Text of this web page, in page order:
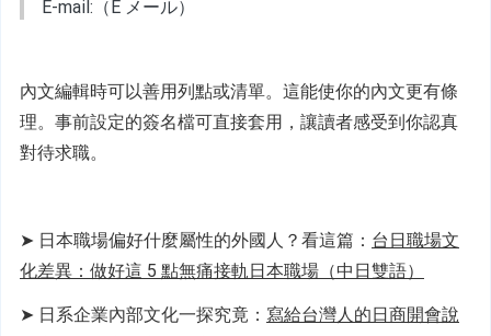
E-mail:（E メール）
內文編輯時可以善用列點或清單。這能使你的內文更有條
理。事前設定的簽名檔可直接套用，讓讀者感受到你認真
對待求職。
➤ 日本職場偏好什麼屬性的外國人？看這篇： 台日職場文
化差異：做好這 5 點無痛接軌日本職場（中日雙語）
➤ 日系企業內部文化一探究竟： 寫給台灣人的日商開會說